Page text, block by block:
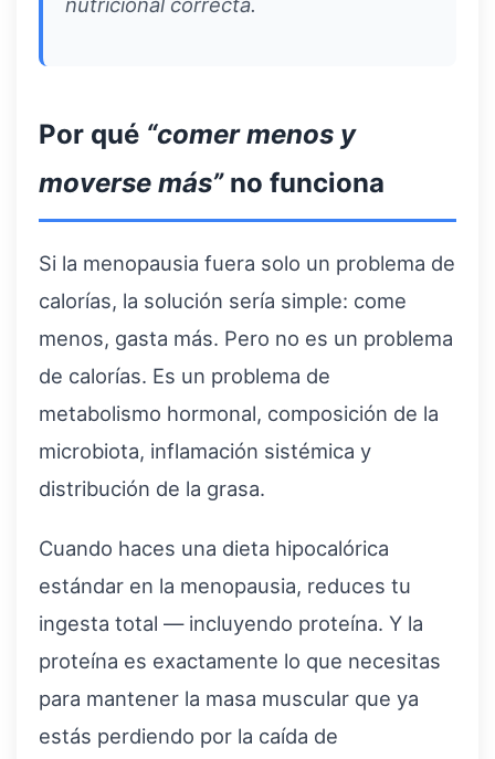
Por qué “comer menos y
moverse más”no funciona
Si la menopausia fuera solo un problema de
calorías, la solución sería simple: come
menos, gasta más. Pero no es un problema
de calorías. Es un problema de
metabolismo hormonal, composición de la
microbiota, inflamación sistémica y
distribución de la grasa.
Cuando haces una dieta hipocalórica
estándar en la menopausia, reduces tu
ingesta total — incluyendo proteína. Y la
proteína es exactamente lo que necesitas
para mantener la masa muscular que ya
estás perdiendo por la caída de